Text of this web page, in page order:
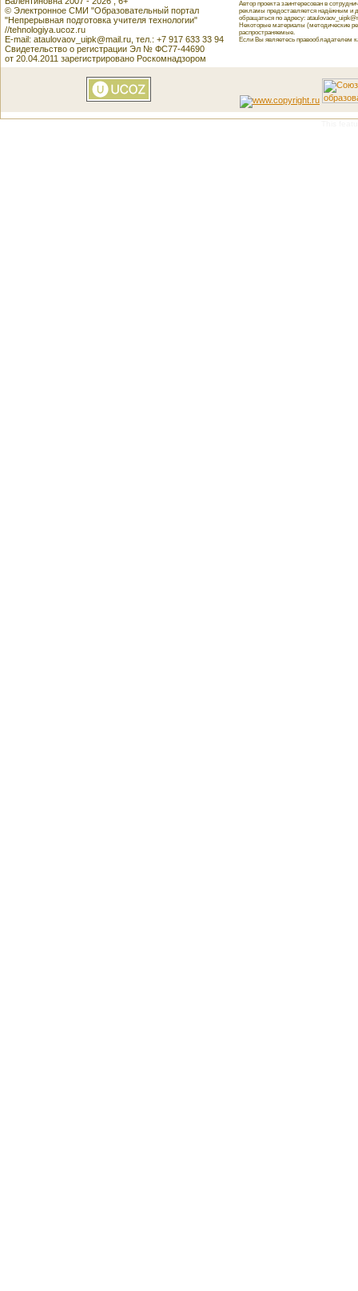
© Электронное СМИ "Образовательный портал
"Непрерывная подготовка учителя технологии"
//tehnologiya.ucoz.ru
E-mail: ataulovaov_uipk@mail.ru, тел.: +7 917 633 33 94
Свидетельство о регистрации Эл № ФС77-44690
от 20.04.2011 зарегистрировано Роскомнадзором
Автор проекта заинтересован в
рекламы предоставляется надёжным и
обращаться по адресу:
Некоторые материалы (методические
распространяемые.
Если Вы являетесь правообладателем